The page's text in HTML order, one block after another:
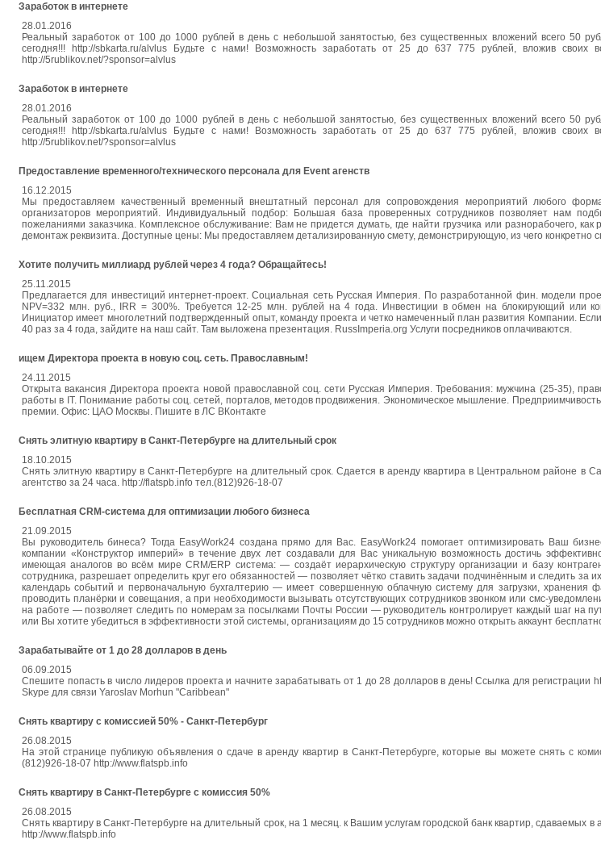
Заработок в интернете
28.01.2016
Реальный заработок от 100 до 1000 рублей в день с небольшой занятостью, без существенных вложений всего 50
сегодня!!! http://sbkarta.ru/alvlus Будьте с нами! Возможность заработать от 25 до 637 775 рублей, вложив своих
http://5rublikov.net/?sponsor=alvlus
Заработок в интернете
28.01.2016
Реальный заработок от 100 до 1000 рублей в день с небольшой занятостью, без существенных вложений всего 50
сегодня!!! http://sbkarta.ru/alvlus Будьте с нами! Возможность заработать от 25 до 637 775 рублей, вложив своих
http://5rublikov.net/?sponsor=alvlus
Предоставление временного/технического персонала для Event агенств
16.12.2015
Мы предоставляем качественный временный внештатный персонал для сопровождения мероприятий любого
организаторов мероприятий. Индивидуальный подбор: Большая база проверенных сотрудников позволяет нам
пожеланиями заказчика. Комплексное обслуживание: Вам не придется думать, где найти грузчика или разнорабочего, как
демонтаж реквизита. Доступные цены: Мы предоставляем детализированную смету, демонстрирующую, из чего конкретно
Хотите получить миллиард рублей через 4 года? Обращайтесь!
25.11.2015
Предлагается для инвестиций интернет-проект. Социальная сеть Русская Империя. По разработанной фин. модели
NPV=332 млн. руб., IRR = 300%. Требуется 12-25 млн. рублей на 4 года. Инвестиции в обмен на блокирующий или
Инициатор имеет многолетний подтвержденный опыт, команду проекта и четко намеченный план развития Компании.
40 раз за 4 года, зайдите на наш сайт. Там выложена презентация. RussImperia.org Услуги посредников оплачиваются.
ищем Директора проекта в новую соц. сеть. Православным!
24.11.2015
Открыта вакансия Директора проекта новой православной соц. сети Русская Империя. Требования: мужчина (25-35),
работы в IT. Понимание работы соц. сетей, порталов, методов продвижения. Экономическое мышление.
премии. Офис: ЦАО Москвы. Пишите в ЛС ВКонтакте
Снять элитную квартиру в Санкт-Петербурге на длительный срок
18.10.2015
Снять элитную квартиру в Санкт-Петербурге на длительный срок. Сдается в аренду квартира в Центральном районе
агентство за 24 часа. http://flatspb.info тел.(812)926-18-07
Бесплатная CRM-система для оптимизации любого бизнеса
21.09.2015
Вы руководитель бинеса? Тогда EasyWork24 создана прямо для Вас. EasyWork24 помогает оптимизировать Ваш
компании «Конструктор империй» в течение двух лет создавали для Вас уникальную возможность достичь
имеющая аналогов во всём мире CRM/ERP система: — создаёт иерархическую структуру организации и базу
сотрудника, разрешает определить круг его обязанностей — позволяет чётко ставить задачи подчинённым и следить за
календарь событий и первоначальную бухгалтерию — имеет совершенную облачную систему для загрузки, хранения
проводить планёрки и совещания, а при необходимости вызывать отсутствующих сотрудников звонком или смс-
на работе — позволяет следить по номерам за посылками Почты России — руководитель контролирует каждый шаг на
или Вы хотите убедиться в эффективности этой системы, организациям до 15 сотрудников можно открыть аккаунт
Зарабатывайте от 1 до 28 долларов в день
06.09.2015
Спешите попасть в число лидеров проекта и начните зарабатывать от 1 до 28 долларов в день! Ссылка для регистрации
Skype для связи Yaroslav Morhun "Caribbean"
Снять квартиру с комиссией 50% - Санкт-Петербург
26.08.2015
На этой странице публикую объявления о сдаче в аренду квартир в Санкт-Петербурге, которые вы можете снять с
(812)926-18-07 http://www.flatspb.info
Снять квартиру в Санкт-Петербурге с комиссия 50%
26.08.2015
Снять квартиру в Санкт-Петербурге на длительный срок, на 1 месяц. к Вашим услугам городской банк квартир, сдаваемых
http://www.flatspb.info